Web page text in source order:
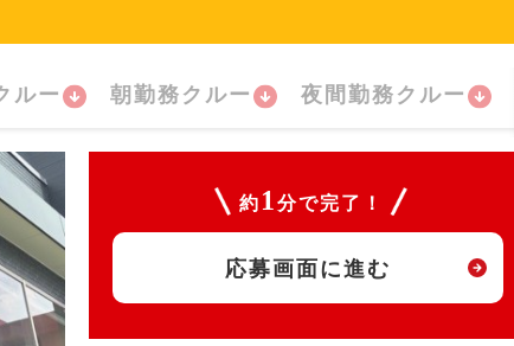
ルー 朝勤務クルー 夜間勤務クルー
約 1 分で完了！
応募画面に進む